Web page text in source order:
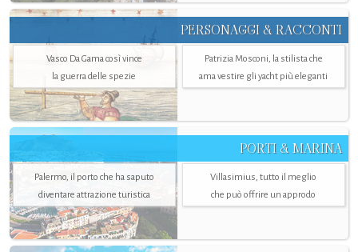
PERSONAGGI & RACCONTI
Vasco Da Gama così vince
la guerra delle spezie
Patrizia Mosconi, la stilista che
ama vestire gli yacht più eleganti
PORTI & MARINA
Palermo, il porto che ha saputo
diventare attrazione turistica
Villasimius, tutto il meglio
che può offrire un approdo